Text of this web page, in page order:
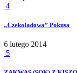
4
„Czekoladowa” Pokusa
6 lutego 2014
5